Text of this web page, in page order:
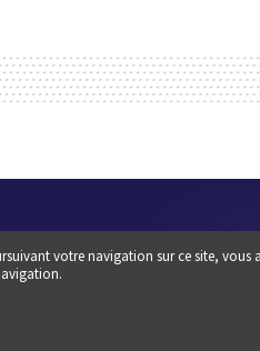
votre navigation sur ce site, vous